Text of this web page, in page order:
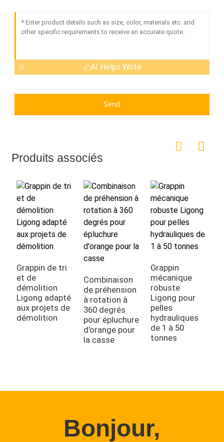
AI Helps Write
Send
Produits associés
Grappin de tri
et de
démolition
Ligong adapté
aux projets de
démolition
Combinaison
de préhension
à rotation à
360 degrés
pour épluchure
d'orange pour
la casse
Grappin
mécanique
robuste
Ligong pour
pelles
hydrauliques
de 1 à 50
tonnes
Bonjour,